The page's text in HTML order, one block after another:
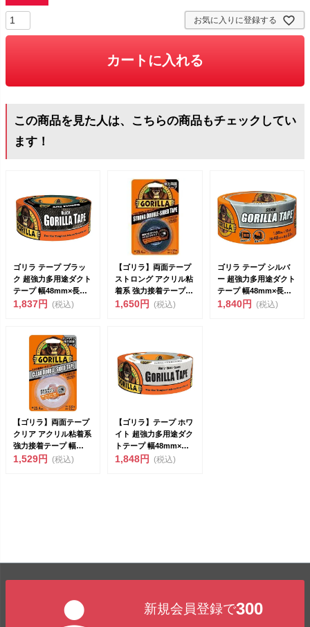
お気に入りに登録する
カートに入れる
この商品を見た人は、こちらの商品もチェックしてい
ます！
ゴリラ テープ ブラッ
ク 超強力多用途ダクト
テープ 幅48mm×長さ
9.1m×厚さ0...
1,837円 (税込)
【ゴリラ】両面テープ
ストロング アクリル粘
着系 強力接着テープ
幅25.4mm×長...
1,650円 (税込)
ゴリラ テープ シルバ
ー 超強力多用途ダクト
テープ 幅48mm×長さ
9.1m×厚さ0...
1,840円 (税込)
【ゴリラ】両面テープ
クリア アクリル粘着系
強力接着テープ 幅
25.4mm×長さ1...
1,529円 (税込)
【ゴリラ】テープ ホワ
イト 超強力多用途ダク
トテープ 幅48mm×長
さ9.1m×厚さ...
1,848円 (税込)
新規会員登録で300